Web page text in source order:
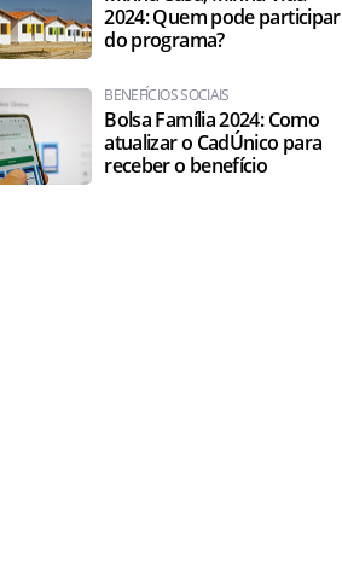
2024: Quem pode participar
do programa?
BENEFÍCIOS SOCIAIS
Bolsa Família 2024: Como
atualizar o CadÚnico para
receber o benefício